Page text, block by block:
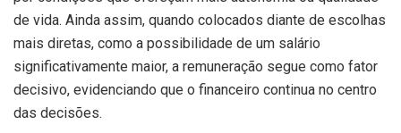
de vida. Ainda assim, quando colocados diante de escolhas
mais diretas, como a possibilidade de um salário
significativamente maior, a remuneração segue como fator
decisivo, evidenciando que o financeiro continua no centro
das decisões.